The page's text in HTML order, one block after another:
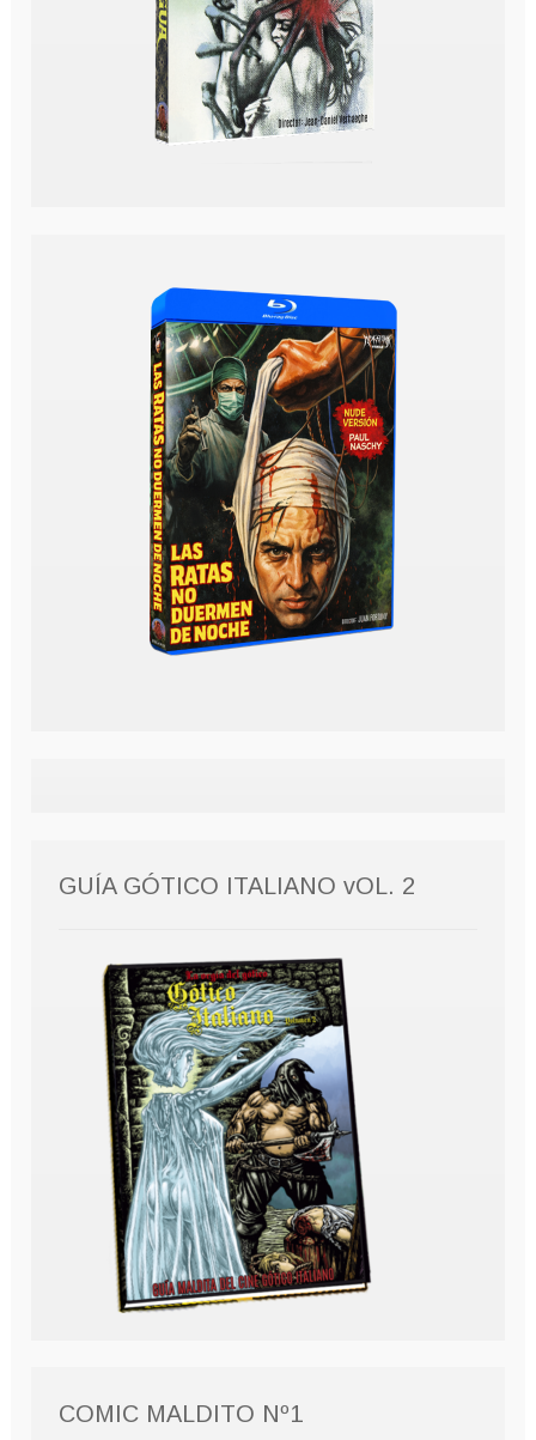
GUÍA GÓTICO ITALIANO vOL. 2
COMIC MALDITO Nº1